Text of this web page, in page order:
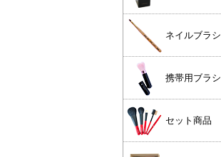
ネイルブラシ
携帯用ブラシ
セット商品